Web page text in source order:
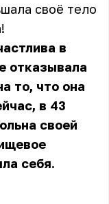
своё тело
в
отказывала
то, что она
в 43
своей
себя.